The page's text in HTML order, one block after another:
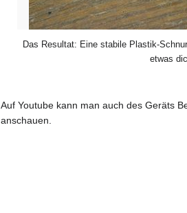
Das Resultat: Eine stabile Plastik-
etwas
Auf Youtube kann man auch des Geräts
anschauen.